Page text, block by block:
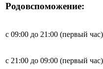
Родовспоможение:
с 09:00 до 21:00 (первый час)
с 21:00 до 09:00 (первый час)